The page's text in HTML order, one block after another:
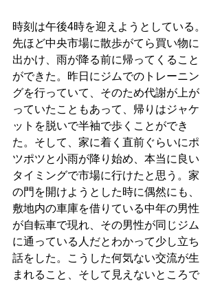
時刻は午後4時を迎えようとしている。
先ほど中央市場に散歩がてら買い物に
出かけ、雨が降る前に帰ってくること
ができた。昨日にジムでのトレーニン
グを行っていて、そのため代謝が上が
っていたこともあって、帰りはジャケ
ットを脱いで半袖で歩くことができ
た。そして、家に着く直前ぐらいにポ
ツポツと小雨が降り始め、本当に良い
タイミングで市場に行けたと思う。家
の門を開けようとした時に偶然にも、
敷地内の車庫を借りている中年の男性
が自転車で現れ、その男性が同じジム
に通っている人だとわかって少し立ち
話をした。こうした何気ない交流が生
まれること、そして見えないところで